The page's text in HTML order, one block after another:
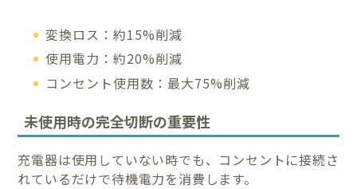
変換ロス：約15%削減
使用電力：約20%削減
コンセント使用数：最大75%削減
未使用時の完全切断の重要性
充電器は使用していない時でも、コンセントに接続さ
れているだけで待機電力を消費します。